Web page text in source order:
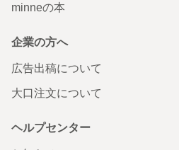
minneの本
企業の方へ
広告出稿について
大口注文について
ヘルプセンター